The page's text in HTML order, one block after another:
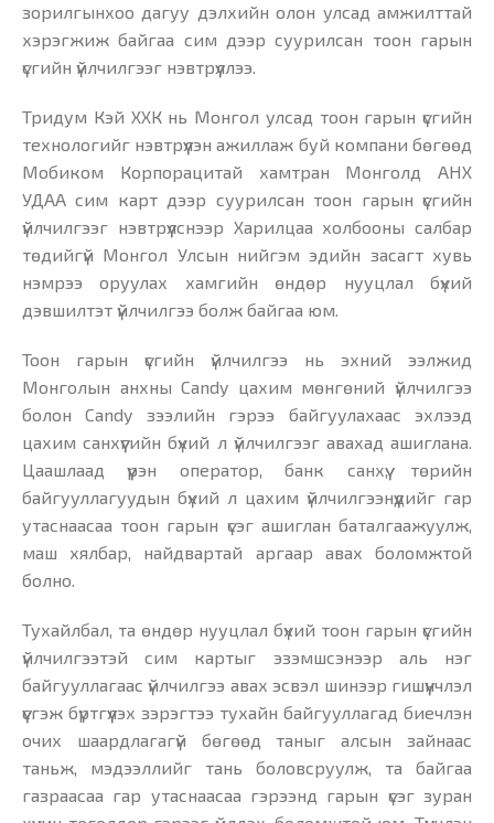
зорилгынхоо дагуу дэлхийн олон улсад амжилттай
хэрэгжиж байгаа сим дээр суурилсан тоон гарын
үсгийн үйлчилгээг нэвтрүүллээ.
Тридум Кэй ХХК нь Монгол улсад тоон гарын үсгийн
технологийг нэвтрүүлэн ажиллаж буй компани бөгөөд
Мобиком Корпорацитай хамтран Монголд АНХ
УДАА сим карт дээр суурилсан тоон гарын үсгийн
үйлчилгээг нэвтрүүлснээр Харилцаа холбооны салбар
төдийгүй Монгол Улсын нийгэм эдийн засагт хувь
нэмрээ оруулах хамгийн өндөр нууцлал бүхий
дэвшилтэт үйлчилгээ болж байгаа юм.
Тоон гарын үсгийн үйлчилгээ нь эхний ээлжид
Монголын анхны Candy цахим мөнгөний үйлчилгээ
болон Candy зээлийн гэрээ байгуулахаас эхлээд
цахим санхүүгийн бүхий л үйлчилгээг авахад ашиглана.
Цаашлаад үүрэн оператор, банк санхүү, төрийн
байгууллагуудын бүхий л цахим үйлчилгээнүүдийг гар
утаснаасаа тоон гарын үсэг ашиглан баталгаажуулж,
маш хялбар, найдвартай аргаар авах боломжтой
болно.
Тухайлбал, та өндөр нууцлал бүхий тоон гарын үсгийн
үйлчилгээтэй сим картыг эзэмшсэнээр аль нэг
байгууллагаас үйлчилгээ авах эсвэл шинээр гишүүнчлэл
үүсгэж бүртгүүлэх зэрэгтээ тухайн байгууллагад биечлэн
очих шаардлагагүй бөгөөд таныг алсын зайнаас
таньж, мэдээллийг тань боловсруулж, та байгаа
газраасаа гар утаснаасаа гэрээнд гарын үсэг зуран